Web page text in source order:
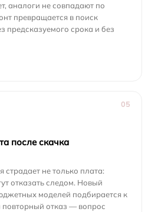
аналоги не совпадают по
превращается в поиск
предсказуемого срока и без
05
после скачка
не только плата:
отказать следом. Новый
моделей подбирается к
повторный отказ — вопрос